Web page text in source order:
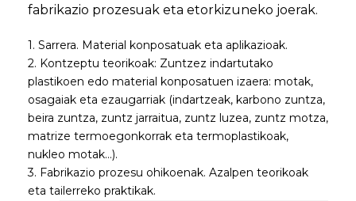
fabrikazio prozesuak eta etorkizuneko joerak.
1. Sarrera. Material konposatuak eta aplikazioak.
2. Kontzeptu teorikoak: Zuntzez indartutako
plastikoen edo material konposatuen izaera: motak,
osagaiak eta ezaugarriak (indartzeak, karbono zuntza,
beira zuntza, zuntz jarraitua, zuntz luzea, zuntz motza,
matrize termoegonkorrak eta termoplastikoak,
nukleo motak…).
3. Fabrikazio prozesu ohikoenak. Azalpen teorikoak
eta tailerreko praktikak.